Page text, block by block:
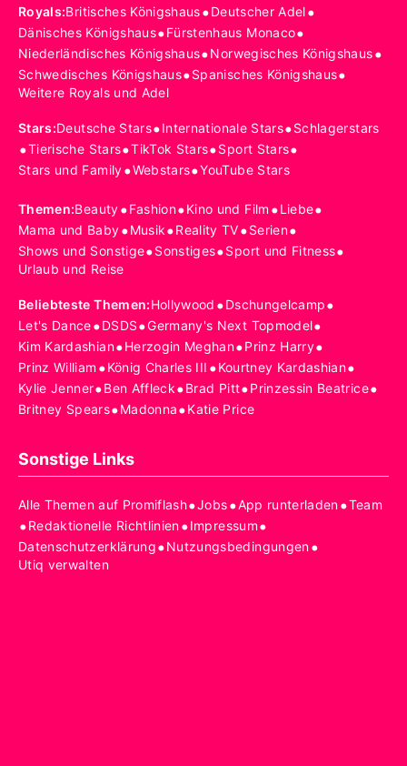
Royals:Britisches Königshaus•Deutscher Adel•
Dänisches Königshaus•Fürstenhaus Monaco•
Niederländisches Königshaus•Norwegisches Königshaus•
Schwedisches Königshaus•Spanisches Königshaus•
Weitere Royals und Adel
Stars:Deutsche Stars•Internationale Stars•Schlagerstars
•Tierische Stars•TikTok Stars•Sport Stars•
Stars und Family•Webstars•YouTube Stars
Themen:Beauty•Fashion•Kino und Film •Liebe•
Mama und Baby•Musik•Reality TV•Serien•
Shows und Sonstige•Sonstiges•Sport und Fitness•
Urlaub und Reise
Beliebteste Themen:Hollywood •Dschungelcamp•
Let's Dance•DSDS•Germany's Next Topmodel•
Kim Kardashian•Herzogin Meghan•Prinz Harry•
Prinz William •König Charles III •Kourtney Kardashian•
Kylie Jenner•Ben Affleck•Brad Pitt•Prinzessin Beatrice•
Britney Spears•Madonna•Katie Price
Sonstige Links
Alle Themen auf Promiflash•Jobs•App runterladen•Team
•Redaktionelle Richtlinien•Impressum•
Datenschutzerklärung•Nutzungsbedingungen•
Utiq verwalten